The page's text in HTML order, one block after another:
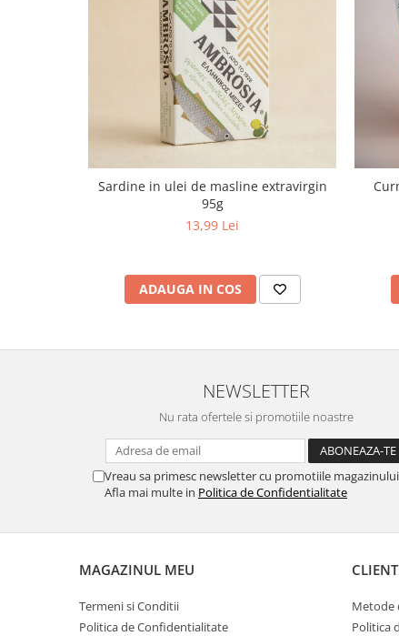
Sardine in ulei de masline extravirgin
95g
13,99 Lei
ADAUGA IN COS
NEWSLETTER
Nu rata ofertele si promotiile noastre
Vreau sa primesc newsletter cu promotiile
Afla mai multe in Politica de Confidentialitate
MAGAZINUL MEU
Termeni si Conditii
Politica de Confidentialitate
Metode
Politica